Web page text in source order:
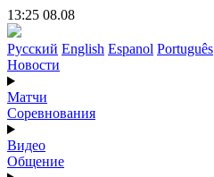
13:25 08.08
Русский English Espanol Português
Новости
Матчи
Соревнования
Видео
Общение